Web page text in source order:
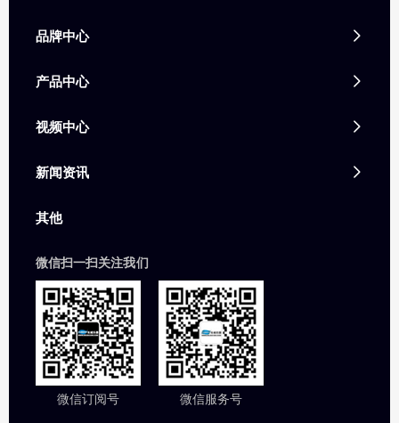
品牌中心 
产品中心 
视频中心 
新闻资讯 
其他
微信扫一扫关注我们
微信订阅号 微信服务号